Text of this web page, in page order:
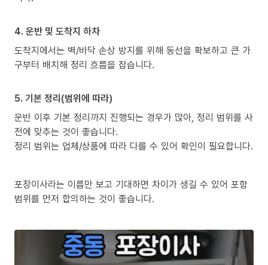
4. 운반 및 도착지 하차
도착지에서는 벽/바닥 손상 방지를 위해 동선을 확보하고 큰 가
구부터 배치해 정리 흐름을 잡습니다.
5. 기본 정리(범위에 따라)
운반 이후 기본 정리까지 진행되는 경우가 많아, 정리 범위를 사
전에 맞추는 것이 좋습니다.
정리 범위는 업체/상품에 따라 다를 수 있어 확인이 필요합니다.
포장이사라는 이름만 보고 기대하면 차이가 생길 수 있어 포함
범위를 먼저 합의하는 것이 좋습니다.